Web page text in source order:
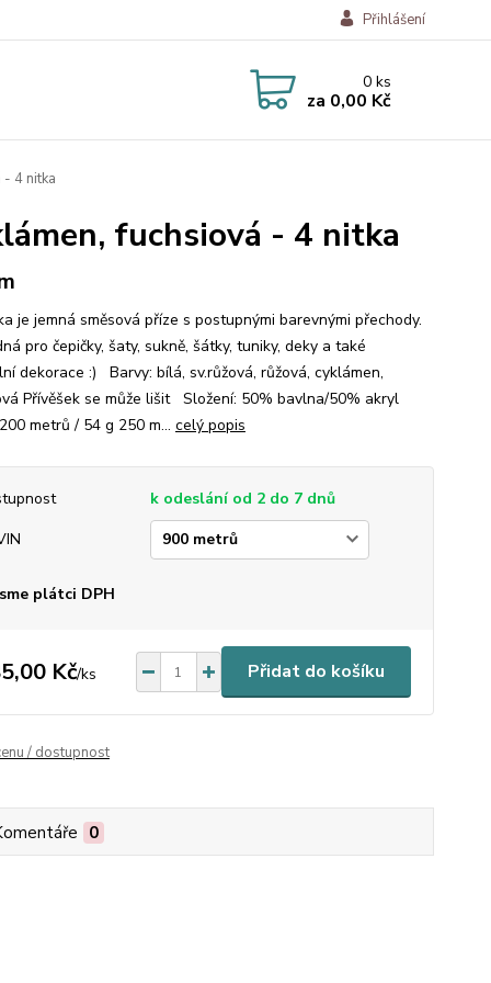
Přihlášení
0ks
za 0,00 Kč
- 4 nitka
fuchsiová - 4 nitka
je jemná směsová příze s postupnými barevnými přechody.
pro čepičky, šaty, sukně, šátky, tuniky, deky a také
dekorace :) Barvy: bílá, sv.růžová, růžová, cyklámen,
Přívěšek se může lišit Složení: 50% bavlna/50% akryl
metrů / 54 g 250 m... celý popis
k odeslání od 2 do 7 dnů
plátci DPH
Kč/ks Přidat do košíku
/ dostupnost
0